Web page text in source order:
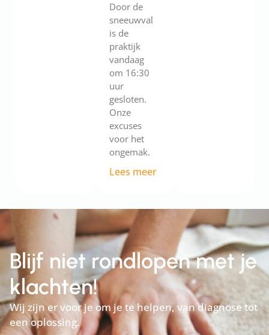
Door de
sneeuwval
is de
praktijk
vandaag
om 16:30
uur
gesloten.
Onze
excuses
voor het
ongemak.
Lees meer
Blijf niet rondlopen met je
klachten!
Wij zijn er voor je om je te helpen, van diagnose tot
een oplossing.